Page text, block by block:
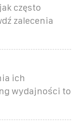
często
zalecenia
ich
wydajności to